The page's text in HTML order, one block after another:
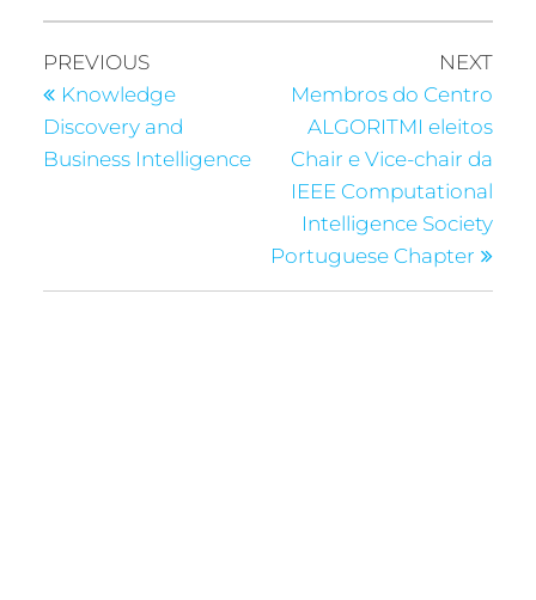
PREVIOUS
Knowledge
Discovery and
Business Intelligence
NEXT
Membros do Centro
ALGORITMI eleitos
Chair e Vice-chair da
IEEE Computational
Intelligence Society
Portuguese Chapter